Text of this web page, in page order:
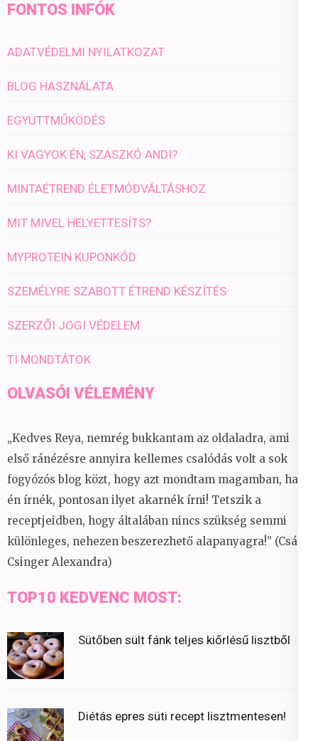
FONTOS INFÓK
ADATVÉDELMI NYILATKOZAT
BLOG HASZNÁLATA
EGYÜTTMŰKÖDÉS
KI VAGYOK ÉN, SZASZKÓ ANDI?
MINTAÉTREND ÉLETMÓDVÁLTÁSHOZ
MIT MIVEL HELYETTESÍTS?
MYPROTEIN KUPONKÓD
SZEMÉLYRE SZABOTT ÉTREND KÉSZÍTÉS
SZERZŐI JOGI VÉDELEM
TI MONDTÁTOK
OLVASÓI VÉLEMÉNY
„Kedves Reya, nemrég bukkantam az oldaladra, ami
első ránézésre annyira kellemes csalódás volt a sok
fogyózós blog közt, hogy azt mondtam magamban, ha
én írnék, pontosan ilyet akarnék írni! Tetszik a
receptjeidben, hogy általában nincs szükség semmi
különleges, nehezen beszerezhető alapanyagra!” (Csáky
Csinger Alexandra)
TOP10 KEDVENC MOST:
Sütőben sült fánk teljes kiőrlésű lisztből
Diétás epres süti recept lisztmentesen!